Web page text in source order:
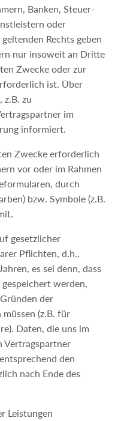
Banken, Steuer-
oder
Rechts geben
nur insoweit an Dritte
Zwecke oder zur
ist. Über
z.B. zu
im
informiert.
Zwecke erforderlich
vor oder im Rahmen
durch
bzw. Symbole (z.B.
gesetzlicher
Pflichten, d.h.,
es sei denn, dass
werden,
der
(z.B. für
Daten, die uns im
Vertragspartner
den
nach Ende des
Leistungen